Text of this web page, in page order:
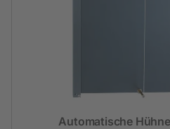
Automatische